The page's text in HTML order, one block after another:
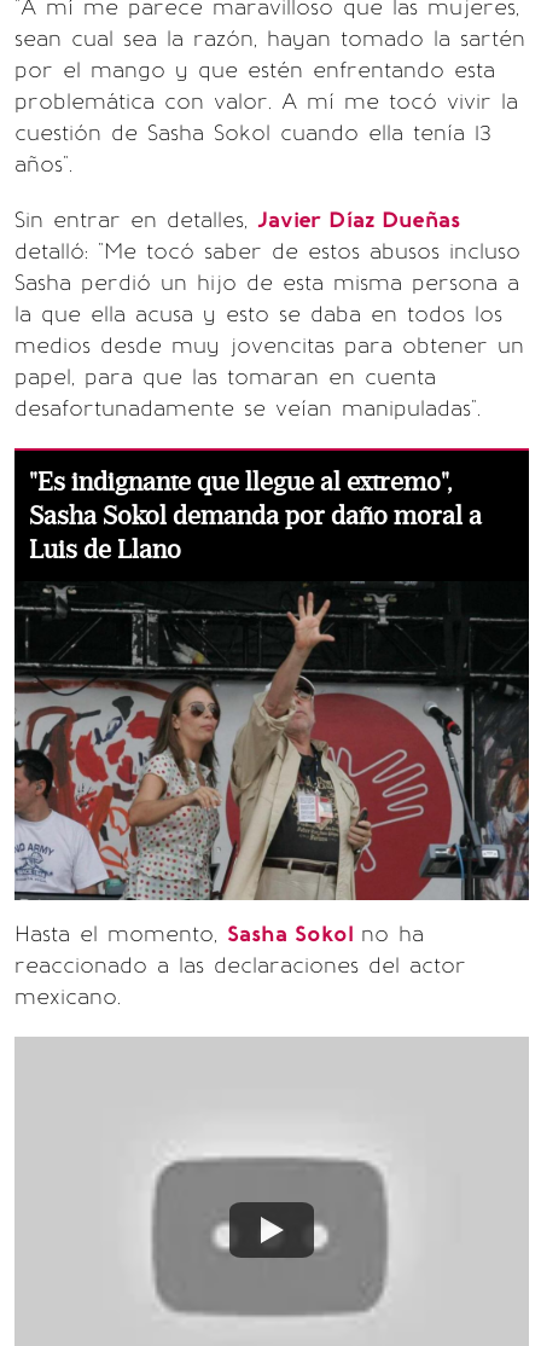
"A mí me parece maravilloso que las mujeres,
sean cual sea la razón, hayan tomado la sartén
por el mango y que estén enfrentando esta
problemática con valor. A mí me tocó vivir la
cuestión de Sasha Sokol cuando ella tenía 13
años".
Sin entrar en detalles, Javier Díaz Dueñas
detalló: "Me tocó saber de estos abusos incluso
Sasha perdió un hijo de esta misma persona a
la que ella acusa y esto se daba en todos los
medios desde muy jovencitas para obtener un
papel, para que las tomaran en cuenta
desafortunadamente se veían manipuladas".
"Es indignante que llegue al extremo",
Sasha Sokol demanda por daño moral a
Luis de Llano
Hasta el momento, Sasha Sokol no ha
reaccionado a las declaraciones del actor
mexicano.